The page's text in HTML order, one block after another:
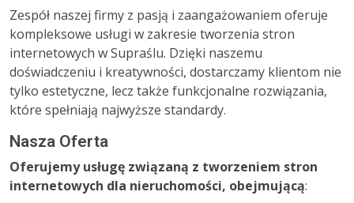
Zespół naszej firmy z pasją i zaangażowaniem oferuje
kompleksowe usługi w zakresie tworzenia stron
internetowych w Supraślu. Dzięki naszemu
doświadczeniu i kreatywności, dostarczamy klientom nie
tylko estetyczne, lecz także funkcjonalne rozwiązania,
które spełniają najwyższe standardy.
Nasza Oferta
Oferujemy usługę związaną z tworzeniem stron
internetowych dla nieruchomości, obejmującą: